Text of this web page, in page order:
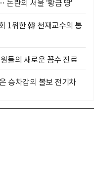
논란의 서울 '황금 땅'
1위한 韓 천재교수의 통
들의 새로운 꼼수 진료
승차감의 볼보 전기차